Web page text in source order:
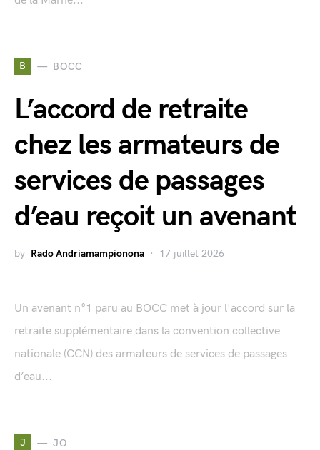
B BOCC
L’accord de retraite
chez les armateurs de
services de passages
d’eau reçoit un avenant
by Rado Andriamampionona 17 juillet 2026
Un avenant n°1 paru au BOCC met à jour l'accord sur la
retraite supplémentaire dans la convention collective
nationale (CCN) des armateurs de services de passages
d’eau...
J JO